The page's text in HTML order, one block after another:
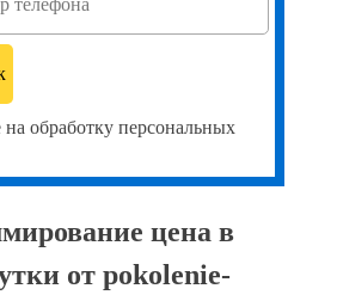
обработку персональных
цена в
от pokolenie-